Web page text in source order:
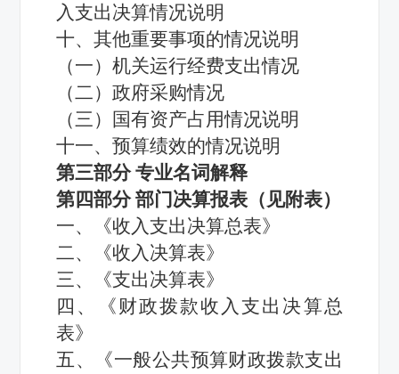
入支出决算情况说明
十、其他重要事项的情况说明
（一）机关运行经费支出情况
（二）政府采购情况
（三）国有资产占用情况说明
十一、预算绩效的情况说明
第三部分 专业名词解释
第四部分 部门决算报表（见附表）
一、《收入支出决算总表》
二、《收入决算表》
三、《支出决算表》
四、《财政拨款收入支出决算总
表》
五、《一般公共预算财政拨款支出